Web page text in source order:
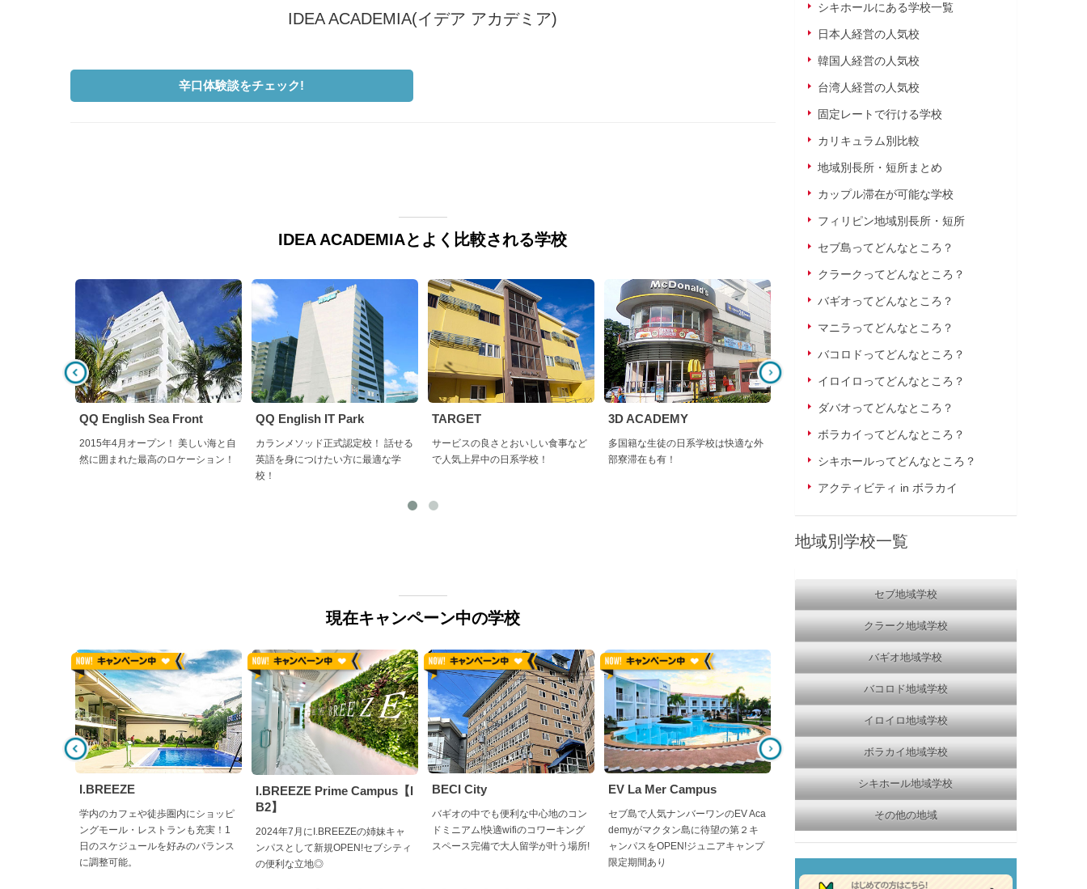
IDEA ACADEMIA(イデア アカデミア)
辛口体験談をチェック!
IDEA ACADEMIAとよく比較される学校
QQ English Sea Front
2015年4月オープン！ 美しい海と自
然に囲まれた最高のロケーション！
QQ English IT Park
カランメソッド正式認定校！ 話せる
英語を身につけたい方に最適な学
校！
TARGET
サービスの良さとおいしい食事など
で人気上昇中の日系学校！
3D ACADEMY
多国籍な生徒の日系学校は快適な外
部寮滞在も有！
おり利便性も高く、快適な留学生
現在キャンペーン中の学校
I.BREEZE
学内のカフェや徒歩圏内にショッピ
ングモール・レストランも充実！1
日のスケジュールを好みのバランス
に調整可能。
I.BREEZE Prime Campus【I
B2】
2024年7月にI.BREEZEの姉妹キャ
ンパスとして新規OPEN!セブシティ
の便利な立地◎
BECI City
バギオの中でも便利な中心地のコン
ドミニアム!快適wifiのコワーキング
スペース完備で大人留学が叶う場所!
EV La Mer Campus
セブ島で人気ナンバーワンのEV Aca
demyがマクタン島に待望の第２キ
ャンパスをOPEN!ジュニアキャンプ
限定期間あり
Cebu Blue Ocean Academy
海まで徒歩1分！学校主催の週末の
のスパルタで有名なPINES校の姉妹
校！
PINES IELTS Campus
シキホールにある学校一覧
日本人経営の人気校
韓国人経営の人気校
台湾人経営の人気校
固定レートで行ける学校
カリキュラム別比較
地域別長所・短所まとめ
カップル滞在が可能な学校
フィリピン地域別長所・短所
セブ島ってどんなところ？
クラークってどんなところ？
バギオってどんなところ？
マニラってどんなところ？
バコロドってどんなところ？
イロイロってどんなところ？
ダバオってどんなところ？
ボラカイってどんなところ？
シキホールってどんなところ？
アクティビティ in ボラカイ
地域別学校一覧
セブ地域学校
クラーク地域学校
バギオ地域学校
バコロド地域学校
イロイロ地域学校
ボラカイ地域学校
シキホール地域学校
その他の地域